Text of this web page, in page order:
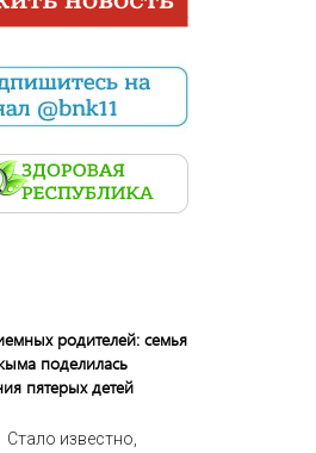
родителей: семья
поделилась
пятерых детей
Стало известно,